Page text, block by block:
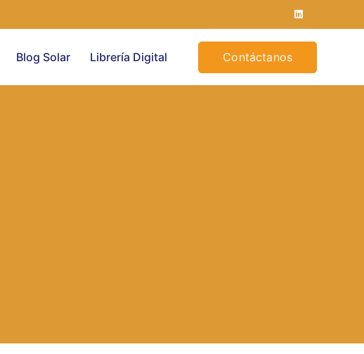
Blog Solar Librería Digital Contáctanos